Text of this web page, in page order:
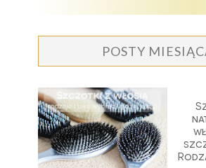
POSTY